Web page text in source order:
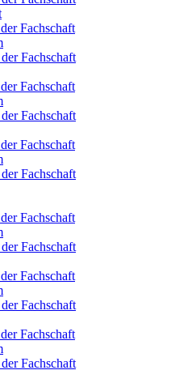
Fachschaft
Fachschaft
Fachschaft
Fachschaft
Fachschaft
Fachschaft
Fachschaft
Fachschaft
Fachschaft
Fachschaft
Fachschaft
Fachschaft